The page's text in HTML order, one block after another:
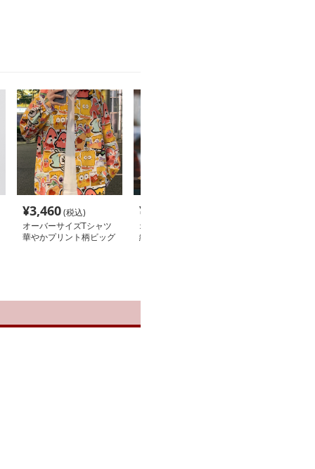
¥3,460(税込)
オーバーサイズTシャツ
華やかプリント柄ビッグ
¥
オーバーサイズTシャツ
縦縞柄オーバーサイズシ